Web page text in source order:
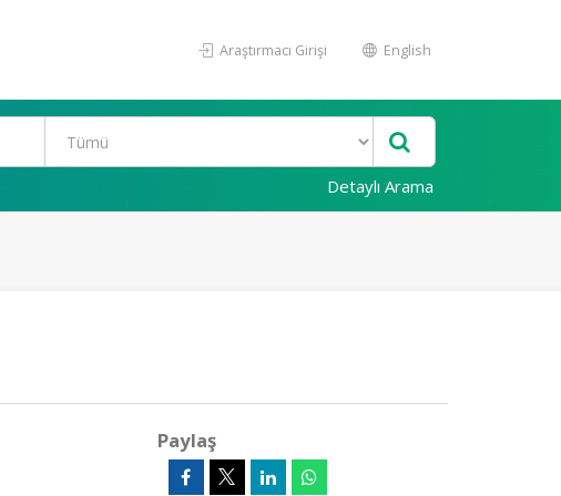
Araştırmacı Girişi English
Detaylı Arama
Paylaş